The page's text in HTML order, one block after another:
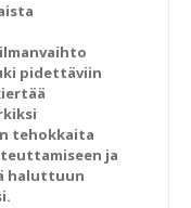
pidettäviin
tehokkaita
ja
haluttuun